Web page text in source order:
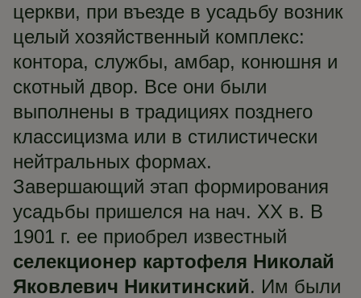
церкви, при въезде в усадьбу возник
целый хозяйственный комплекс:
контора, службы, амбар, конюшня и
скотный двор. Все они были
выполнены в традициях позднего
классицизма или в стилистически
нейтральных формах.
Завершающий этап формирования
усадьбы пришелся на нач. ХХ в. В
1901 г. ее приобрел известный
селекционер картофеля Николай
Яковлевич Никитинский. Им были